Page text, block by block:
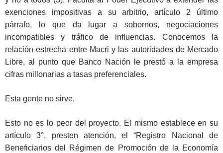
exenciones impositivas a su arbitrio, artículo 2 último
párrafo, lo que da lugar a sobornos, negociaciones
incompatibles y tráfico de influencias. Conocemos la
relación estrecha entre Macri y las autoridades de Mercado
Libre, al punto que Banco Nación le prestó a la empresa
cifras millonarias a tasas preferenciales.
Esta gente no sirve.
Esto no es lo peor del proyecto. El mismo establece en su
artículo 3°, presten atención, el “Registro Nacional de
Beneficiarios del Régimen de Promoción de la Economía